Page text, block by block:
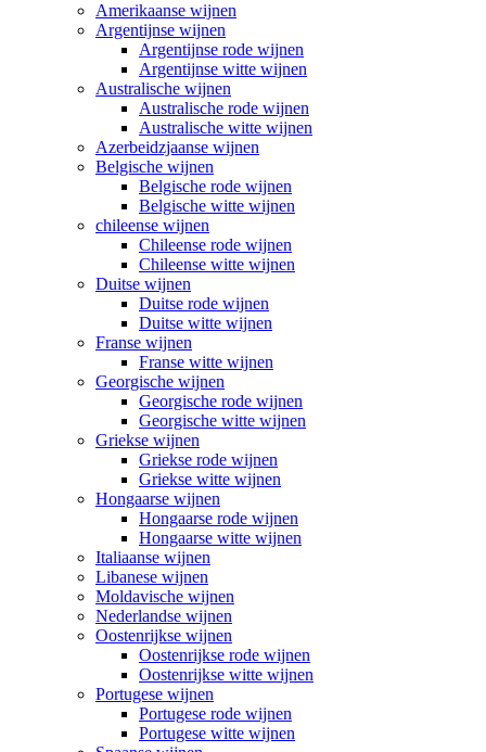
Amerikaanse wijnen
Argentijnse wijnen
Argentijnse rode wijnen
Argentijnse witte wijnen
Australische wijnen
Australische rode wijnen
Australische witte wijnen
Azerbeidzjaanse wijnen
Belgische wijnen
Belgische rode wijnen
Belgische witte wijnen
chileense wijnen
Chileense rode wijnen
Chileense witte wijnen
Duitse wijnen
Duitse rode wijnen
Duitse witte wijnen
Franse wijnen
Franse witte wijnen
Georgische wijnen
Georgische rode wijnen
Georgische witte wijnen
Griekse wijnen
Griekse rode wijnen
Griekse witte wijnen
Hongaarse wijnen
Hongaarse rode wijnen
Hongaarse witte wijnen
Italiaanse wijnen
Libanese wijnen
Moldavische wijnen
Nederlandse wijnen
Oostenrijkse wijnen
Oostenrijkse rode wijnen
Oostenrijkse witte wijnen
Portugese wijnen
Portugese rode wijnen
Portugese witte wijnen